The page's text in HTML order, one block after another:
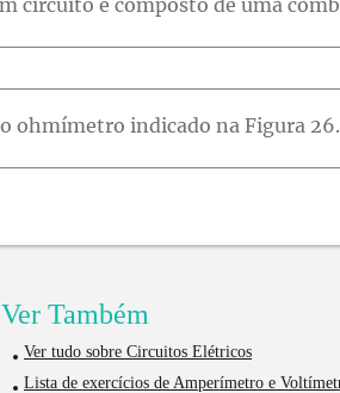
Ver Também
Ver tudo sobre Circuitos Elétricos
Lista de exercícios de Amperímetro e